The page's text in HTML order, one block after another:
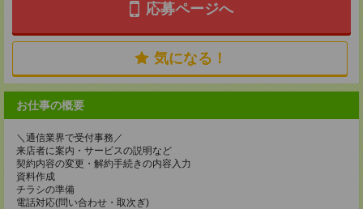
応募ページへ
気になる！
お仕事の概要
＼通信業界で受付事務／
来店者に案内・サービスの説明など
契約内容の変更・解約手続きの内容入力
資料作成
チラシの準備
電話対応(問い合わせ・取次ぎ)